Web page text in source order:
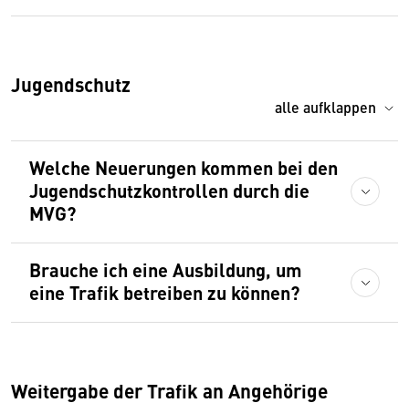
Jugendschutz
alle aufklappen
Welche Neuerungen kommen bei den
Jugendschutzkontrollen durch die
MVG?
Brauche ich eine Ausbildung, um
eine Trafik betreiben zu können?
Weitergabe der Trafik an Angehörige